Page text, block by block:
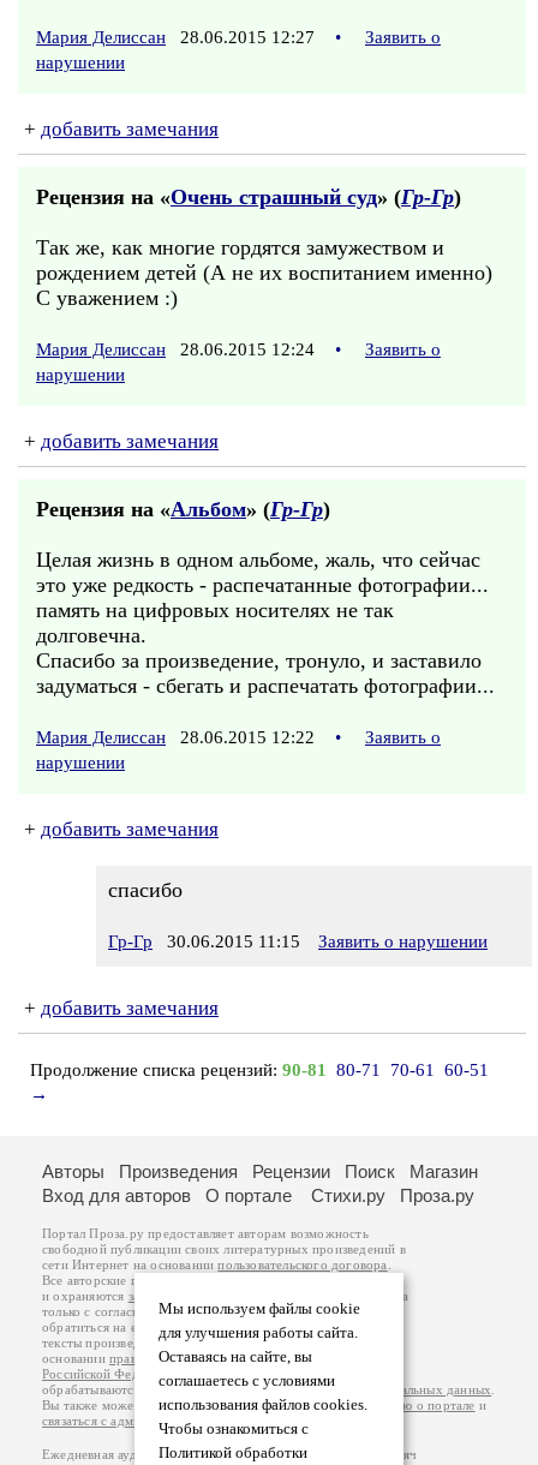
Мария Делиссан 28.06.2015 12:27 •
Заявить о
нарушении
+ добавить замечания
Рецензия на «Очень страшный суд» (Гр-Гр)
Так же, как многие гордятся замужеством и
рождением детей (А не их воспитанием именно)
С уважением :)
Мария Делиссан 28.06.2015 12:24 •
Заявить о
нарушении
+ добавить замечания
Рецензия на «Альбом» (Гр-Гр)
Целая жизнь в одном альбоме, жаль, что сейчас
это уже редкость - распечатанные фотографии...
память на цифровых носителях не так
долговечна.
Спасибо за произведение, тронуло, и заставило
задуматься - сбегать и распечатать фотографии...
Мария Делиссан 28.06.2015 12:22 •
Заявить о
нарушении
+ добавить замечания
спасибо
Гр-Гр 30.06.2015 11:15 Заявить о нарушении
+ добавить замечания
Продолжение списка рецензий: 90-81 80-71 70-61
60-51
→
Мы используем файлы cookie
для улучшения работы сайта.
Оставаясь на сайте, вы
соглашаетесь с условиями
использования файлов cookies.
Чтобы ознакомиться с
Политикой обработки
Авторы Произведения Рецензии Поиск
Магазин
Вход для авторов
О портале Стихи.ру Проза.ру
Портал Проза.ру предоставляет авторам возможность
свободной публикации своих литературных произведений в
сети Интернет на основаниипользовательского договора
Все авторские права на произведения принадлежат авторам
и охраняются законом
. Перепечатка произведений возможна
только с согласия его автора, к которому вы можете
обратиться на его авторской странице. Ответственность за
тексты произведений авторы несут самостоятельно на
основанииправил публикацииизаконодательства
Российской Федерации
обрабатываются на основанииПолитики обработки персональных данных
Вы также можете посмотреть более подробнуюинформацию о портале и
связаться с администрацией
Ежедневная аудитория портала Проза.ру – порядка 100 тысяч